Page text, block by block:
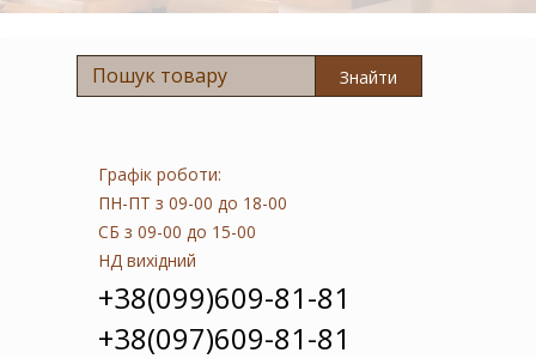
Знайти
Графік роботи:
ПН-ПТ з 09-00 до 18-00
СБ з 09-00 до 15-00
НДвихідний
+38(099)609-81-81
+38(097)609-81-81